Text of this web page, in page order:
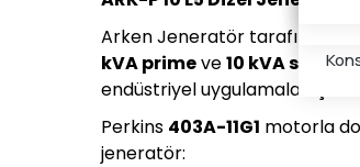
Arken Jeneratör tarafından
kVA primeve10 kVA
endüstriyel uygulamalar için
Perkins 403A-11G1 motorla
jeneratör: